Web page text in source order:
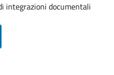
integrazioni documentali